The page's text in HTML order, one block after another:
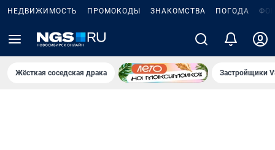
НЕДВИЖИМОСТЬ ПРОМОКОДЫ ЗНАКОМСТВА ПОГОДА
Жёсткая соседская драка Застройщики